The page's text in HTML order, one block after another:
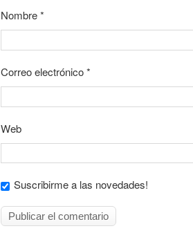
Nombre*
Correo electrónico*
Web
Suscribirme a las novedades!